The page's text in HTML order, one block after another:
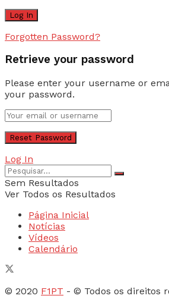
Forgotten Password?
Retrieve your password
Please enter your username or
your password.
Log In
Sem Resultados
Ver Todos os Resultados
Página Inicial
Notícias
Vídeos
Calendário
© 2020 F1PT - © Todos os direitos